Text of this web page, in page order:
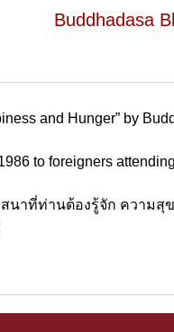
Buddhadasa
and Hunger” by
to foreigners
สนาที่ท่านต้องรู้จัก ความสุ